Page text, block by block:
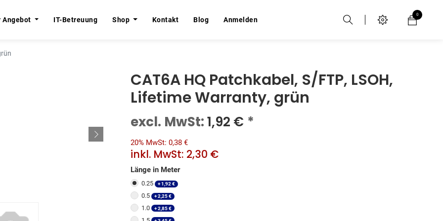
Angebot IT-Betreuung Shop Kontakt Blog Anmelden
0
Angebot IT-Betreuung Shop Kontakt Blog Anmelden
0
CAT6A HQ Patchkabel, S/FTP, LSOH,
Lifetime Warranty, grün
excl. MwSt:1,92 € *
20% MwSt: 0,38 €
inkl. MwSt: 2,30 €
Länge in Meter
0.25 +1,92€
0.5 +2,25€
1.0 +2,85€